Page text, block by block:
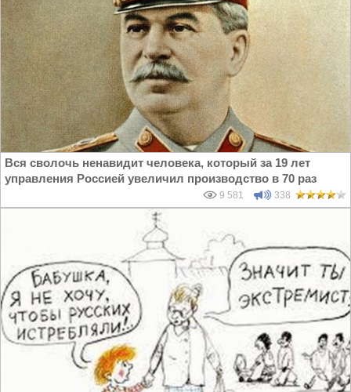
Вся сволочь ненавидит человека, который за 19 лет
управления Россией увеличил производство в 70 раз
9 581 338